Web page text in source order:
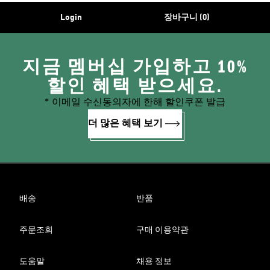
Login 장바구니 (0)
지금 멤버십 가입하고 10%
할인 혜택 받으세요.
* 이메일 수신동의자에 한해 할인쿠폰 발급
더 많은 혜택 보기
배송 반품
주문조회 구매 이용약관
도움말 채용 정보